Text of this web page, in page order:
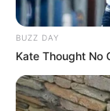
BUZZ DAY
Kate Thought No